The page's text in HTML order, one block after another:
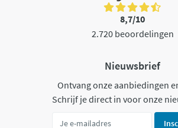
8,7/10
2.720 beoordelingen
Nieuwsbrief
Ontvang onze aanbiedingen
Schrijf je direct in voor onze